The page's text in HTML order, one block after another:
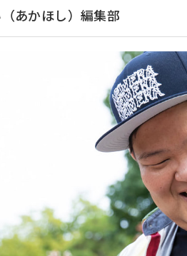
あかほし）編集部